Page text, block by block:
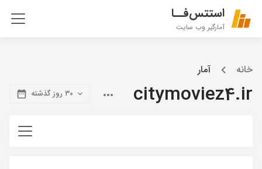
استتس‌فــا
آمارگیر وب سایت
خانه آمار
citymoviez4.ir ۳۰ روز گذشته